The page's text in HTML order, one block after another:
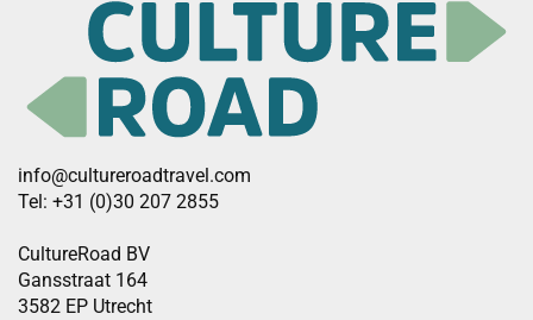
info@cultureroadtravel.com
Tel: +31 (0)30 207 2855
CultureRoad BV
Gansstraat 164
3582 EP Utrecht